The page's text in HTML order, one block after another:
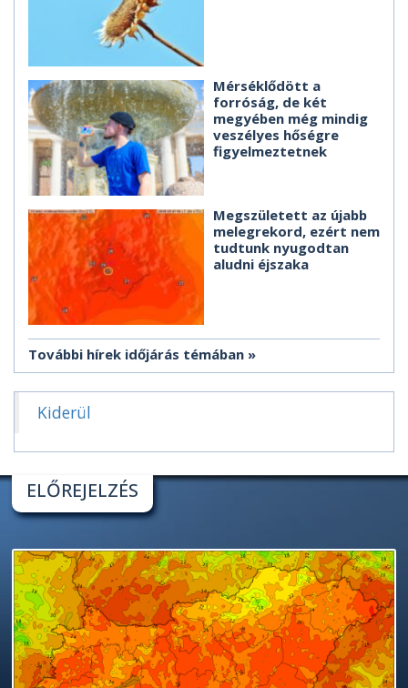
Mérséklődött a
forróság, de két
megyében még mindig
veszélyes hőségre
figyelmeztetnek
Megszületett az újabb
melegrekord, ezért nem
tudtunk nyugodtan
aludni éjszaka
További hírek időjárás témában
Kiderül
ELŐREJELZÉS